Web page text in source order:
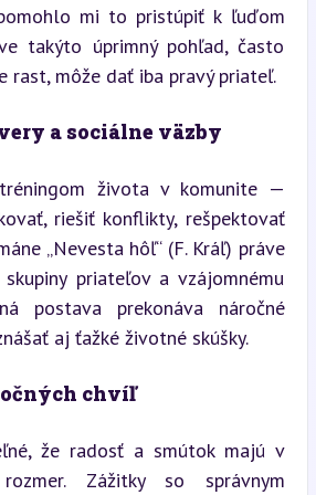
mi to pristúpiť k ľuďom
takýto úprimný pohľad, často
rast, môže dať iba pravý priateľ.
a sociálne väzby
života v komunite —
riešiť konflikty, rešpektovať
„Nevesta hôľ“ (F. Kráľ) práve
priateľov a vzájomnému
postava prekonáva náročné
aj ťažké životné skúšky.
chvíľ
že radosť a smútok majú v
Zážitky so správnym